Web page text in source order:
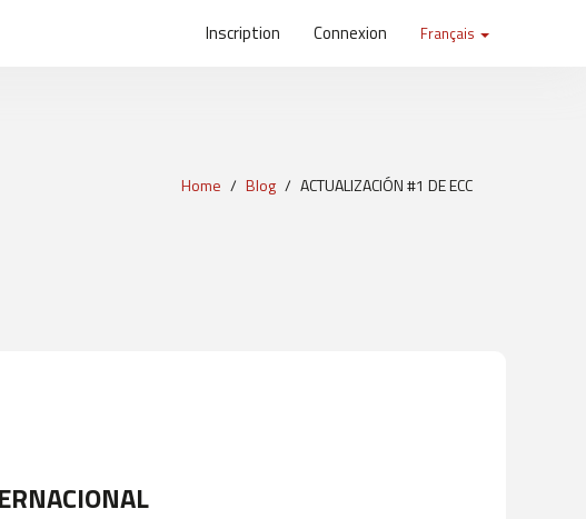
Inscription Connexion Français
Home Blog ACTUALIZACIÓN #1 DE ECC